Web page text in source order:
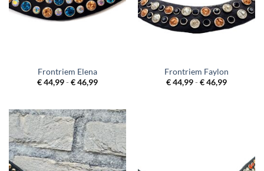
Frontriem Elena
€ 44,99 € 46,99Prijsklasse:
Frontriem Faylon
€ 44,99 € 46,99